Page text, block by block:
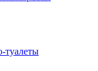
туалеты